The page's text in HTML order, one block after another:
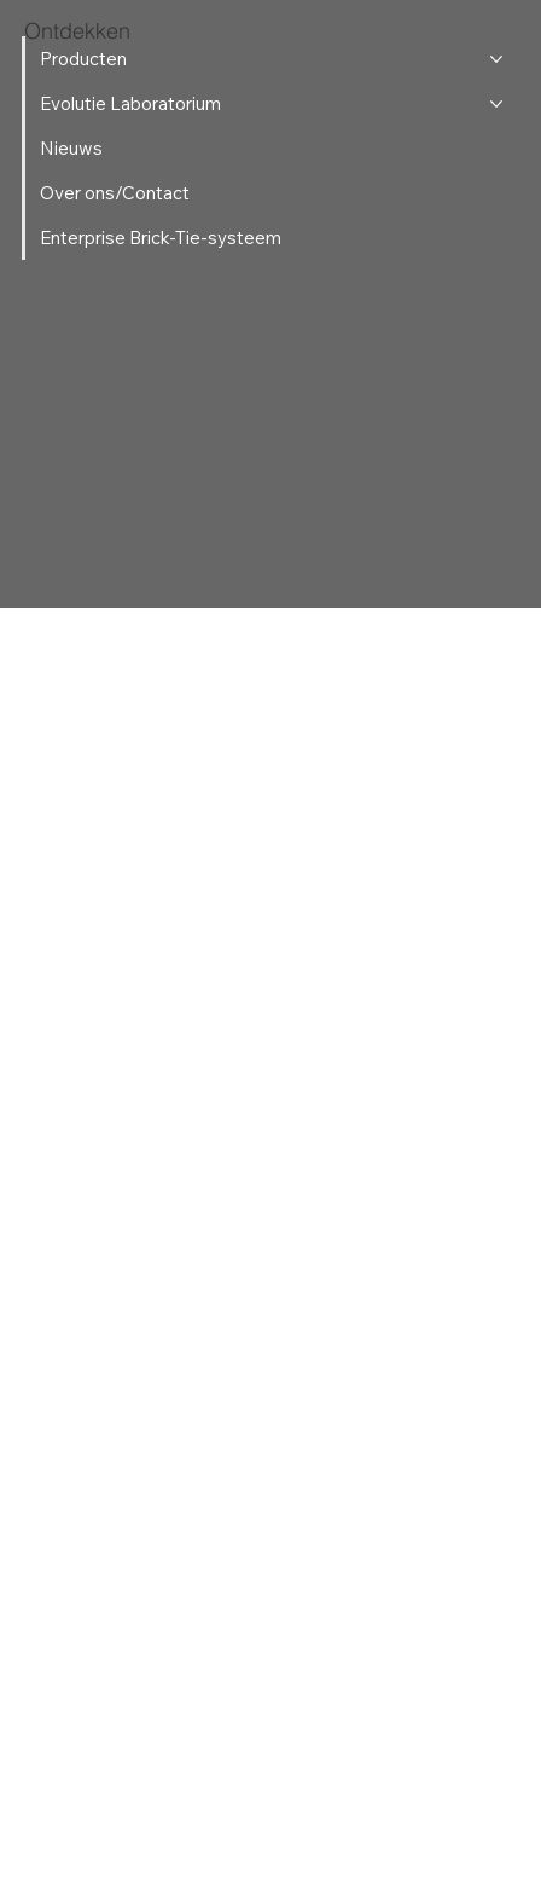
Ontdekken
Producten
Evolutie Laboratorium
Nieuws
Over ons/Contact
Enterprise Brick-Tie-systeem